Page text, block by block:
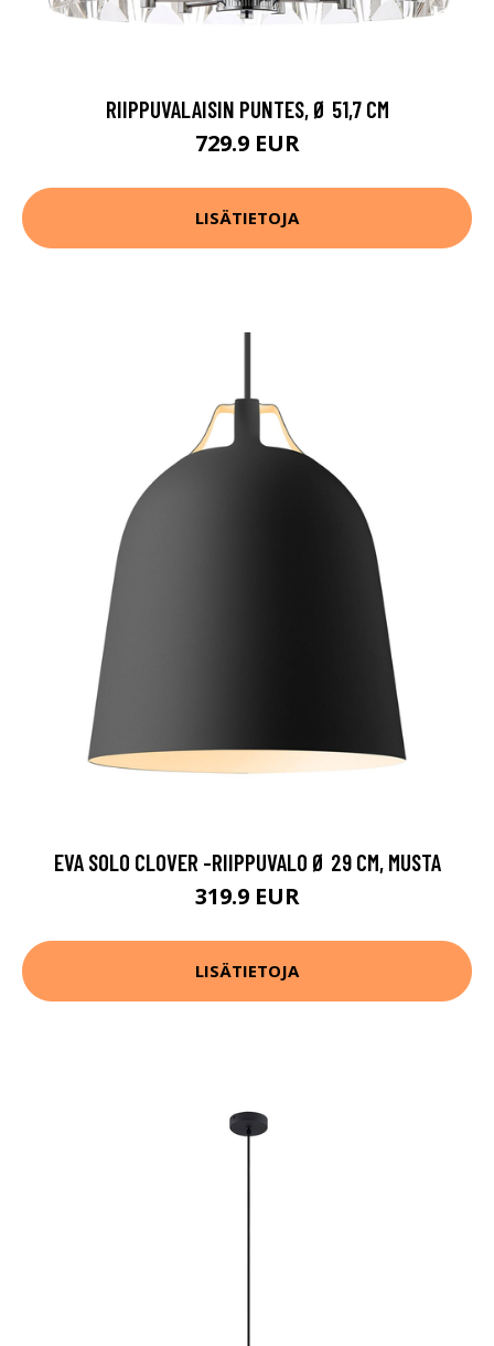
RIIPPUVALAISIN PUNTES, Ø 51,7 CM
729.9 EUR
LISÄTIETOJA
EVA SOLO CLOVER -RIIPPUVALO Ø 29 CM, MUSTA
319.9 EUR
LISÄTIETOJA